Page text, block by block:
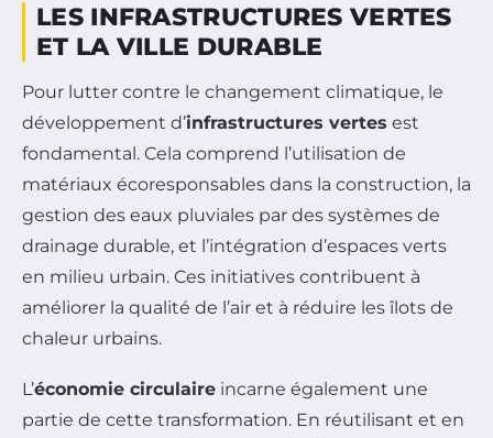
LES INFRASTRUCTURES VERTES
ET LA VILLE DURABLE
Pour lutter contre le changement climatique, le
développement d’infrastructures vertes est
fondamental. Cela comprend l’utilisation de
matériaux écoresponsables dans la construction, la
gestion des eaux pluviales par des systèmes de
drainage durable, et l’intégration d’espaces verts
en milieu urbain. Ces initiatives contribuent à
améliorer la qualité de l’air et à réduire les îlots de
chaleur urbains.
L’économie circulaire incarne également une
partie de cette transformation. En réutilisant et en